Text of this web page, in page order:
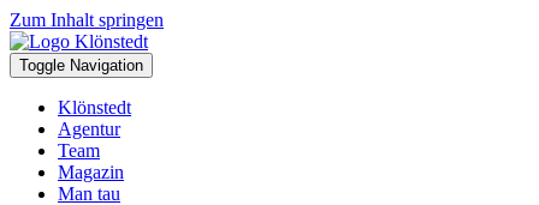
Zum Inhalt springen
Toggle Navigation
Klönstedt
Agentur
Team
Magazin
Man tau